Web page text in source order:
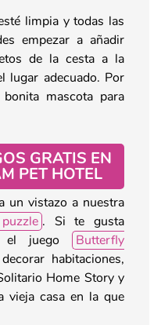
limpia y todas las
empezar a añadir
de la cesta a la
lugar adecuado. Por
mascota para
GRATIS EN
PET HOTEL
un vistazo a nuestra
. Si te gusta
el juego
Butterfly
habitaciones,
Home Story y
vieja casa en la que